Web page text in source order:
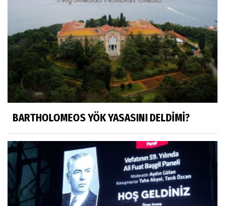
HÜSEYİN MOVİT
HÜSEYİN MOVİT ABİMİZİN SON
PAYLAŞIMLARI
Prof. Dr. Nevzat Gözaydın
"Bir gecede millet cahil kaldı Alfabemiz
Sosyal medya
Gönenli Mehmet efendi kıssalarından biri
RIZK
Arşiv haberlerimiz
BARTHOLOMEOS YÖK YASASINI DELDİMİ?